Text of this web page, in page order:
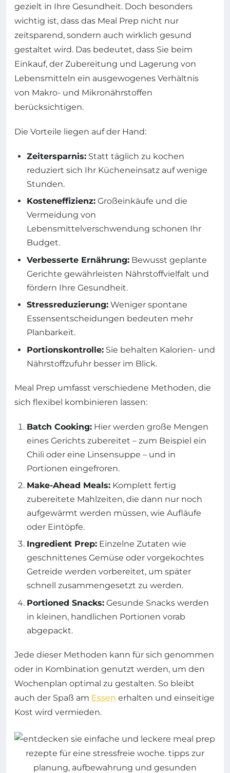
gezielt in Ihre Gesundheit. Doch besonders
wichtig ist, dass das Meal Prep nicht nur
zeitsparend, sondern auch wirklich gesund
gestaltet wird. Das bedeutet, dass Sie beim
Einkauf, der Zubereitung und Lagerung von
Lebensmitteln ein ausgewogenes Verhältnis
von Makro- und Mikronährstoffen
berücksichtigen.
Die Vorteile liegen auf der Hand:
Zeitersparnis: Statt täglich zu kochen
reduziert sich Ihr Kücheneinsatz auf wenige
Stunden.
Kosteneffizienz: Großeinkäufe und die
Vermeidung von
Lebensmittelverschwendung schonen Ihr
Budget.
Verbesserte Ernährung: Bewusst geplante
Gerichte gewährleisten Nährstoffvielfalt und
fördern Ihre Gesundheit.
Stressreduzierung: Weniger spontane
Essensentscheidungen bedeuten mehr
Planbarkeit.
Portionskontrolle: Sie behalten Kalorien- und
Nährstoffzufuhr besser im Blick.
Meal Prep umfasst verschiedene Methoden, die
sich flexibel kombinieren lassen:
Batch Cooking: Hier werden große Mengen
eines Gerichts zubereitet – zum Beispiel ein
Chili oder eine Linsensuppe – und in
Portionen eingefroren.
Make-Ahead Meals: Komplett fertig
zubereitete Mahlzeiten, die dann nur noch
aufgewärmt werden müssen, wie Aufläufe
oder Eintöpfe.
Ingredient Prep: Einzelne Zutaten wie
geschnittenes Gemüse oder vorgekochtes
Getreide werden vorbereitet, um später
schnell zusammengesetzt zu werden.
Portioned Snacks: Gesunde Snacks werden
in kleinen, handlichen Portionen vorab
abgepackt.
Jede dieser Methoden kann für sich genommen
oder in Kombination genutzt werden, um den
Wochenplan optimal zu gestalten. So bleibt
auch der Spaß am Essen erhalten und einseitige
Kost wird vermieden.